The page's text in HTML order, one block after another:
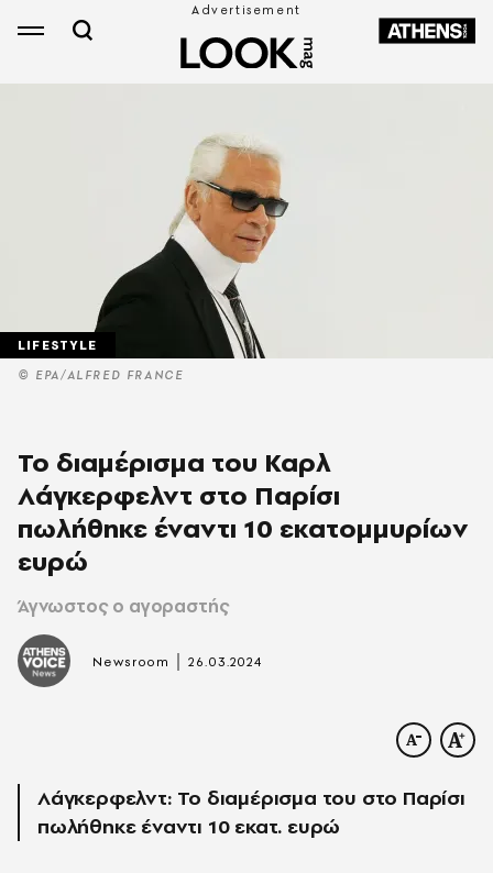
© EPA/ALFRED FRANCE
LIFESTYLE
Το διαμέρισμα του Καρλ
Λάγκερφελντ στο Παρίσι
πωλήθηκε έναντι 10 εκατομμυρίων
ευρώ
Άγνωστος ο αγοραστής
Newsroom |26.03.2024
Λάγκερφελντ: Το διαμέρισμα του στο Παρίσι
πωλήθηκε έναντι 10 εκατ. ευρώ